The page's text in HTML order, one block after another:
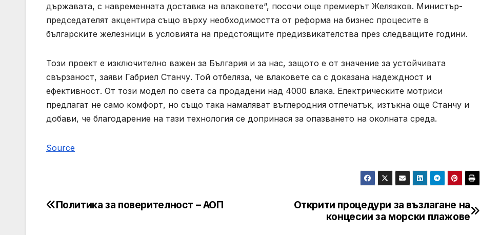
държавата, с навременната доставка на влаковете“, посочи още премиерът Желязков. Министър-
председателят акцентира също върху необходимостта от реформа на бизнес процесите в
българските железници в условията на предстоящите предизвикателства през следващите години.
Този проект е изключително важен за България и за нас, защото е от значение за устойчивата
свързаност, заяви Габриел Станчу. Той отбеляза, че влаковете са с доказана надеждност и
ефективност. От този модел по света са продадени над 4000 влака. Електрическите мотриси
предлагат не само комфорт, но също така намаляват въглеродния отпечатък, изтъкна още Станчу и
добави, че благодарение на тази технология се допринася за опазването на околната среда.
Source
Post
Открити процедури за възлагане на
концесии за морски плажове
Политика за поверителност – АОП